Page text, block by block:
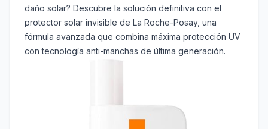
daño solar? Descubre la solución definitiva con el
protector solar invisible de La Roche-Posay, una
fórmula avanzada que combina máxima protección UV
con tecnología anti-manchas de última generación.